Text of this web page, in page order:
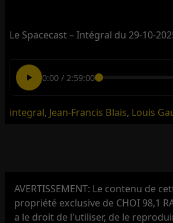
Le Spacecast – Intégral du 29-10-
0:00/ 2:59:00
integral, Jean-Francis Blais, Louis
AVERTISSEMENT: Le contenu de
propriété exclusive de CHOI 98,1
a le droit de l'utiliser, de le